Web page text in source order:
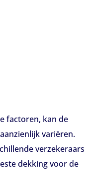
factoren, kan de
variëren.
verzekeraars
dekking voor de